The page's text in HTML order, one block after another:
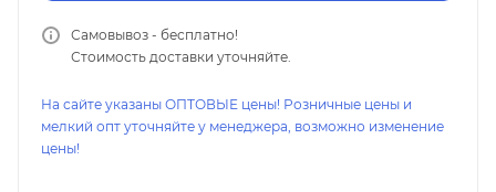
Самовывоз - бесплатно!
Стоимость доставки уточняйте.
На сайте указаны ОПТОВЫЕ цены! Розничные цены и
мелкий опт уточняйте у менеджера, возможно изменение
цены!